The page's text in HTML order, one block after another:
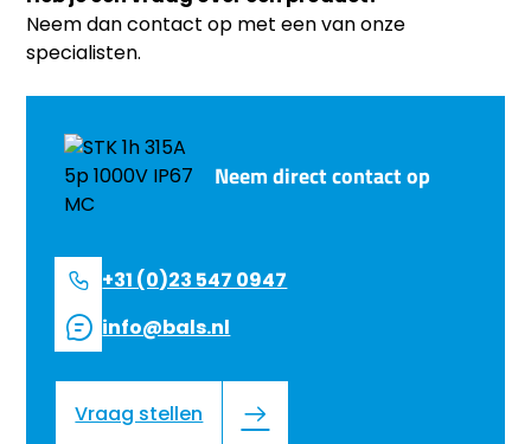
Neem dan contact op met een van onze
specialisten.
Neem direct contact op
+31 (0)23 547 0947
info@bals.nl
Vraag stellen